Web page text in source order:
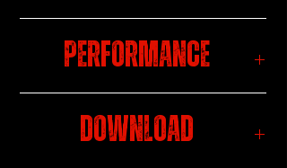
Cavo USB-C incluso
POTENZA 30 W 50 W
LUMINOSITÁ 2500 lm
Performance
MODALITÀ
T-
2500
T-
4500
Download